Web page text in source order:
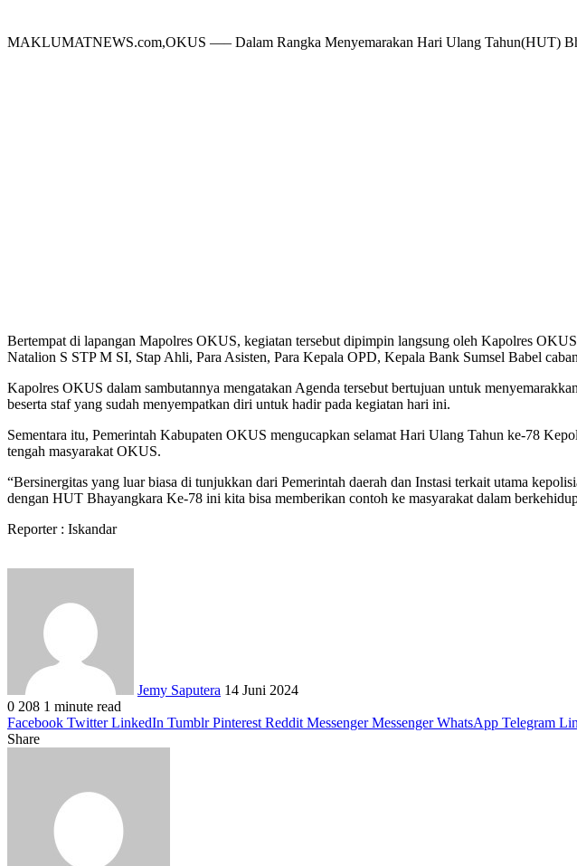
MAKLUMATNEWS.com,OKUS —– Dalam Rangka Menyemarakan Hari Ulang Tahun(HUT)
Bertempat di lapangan Mapolres OKUS, kegiatan tersebut dipimpin langsung oleh Kapolres
Natalion S STP M SI, Stap Ahli, Para Asisten, Para Kepala OPD, Kepala Bank Sumsel Babel
Kapolres OKUS dalam sambutannya mengatakan Agenda tersebut bertujuan untuk
beserta staf yang sudah menyempatkan diri untuk hadir pada kegiatan hari ini.
Sementara itu, Pemerintah Kabupaten OKUS mengucapkan selamat Hari Ulang Tahun ke-78
tengah masyarakat OKUS.
“Bersinergitas yang luar biasa di tunjukkan dari Pemerintah daerah dan Instasi terkait utama
dengan HUT Bhayangkara Ke-78 ini kita bisa memberikan contoh ke masyarakat dalam
Reporter : Iskandar
Jemy Saputera 14 Juni 2024
0 208 1 minute read
Facebook Twitter LinkedIn Tumblr Pinterest Reddit Messenger Messenger WhatsApp Telegram
Share